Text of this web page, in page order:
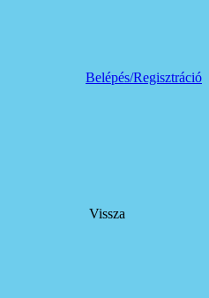
Belépés/Regisztráció
Vissza